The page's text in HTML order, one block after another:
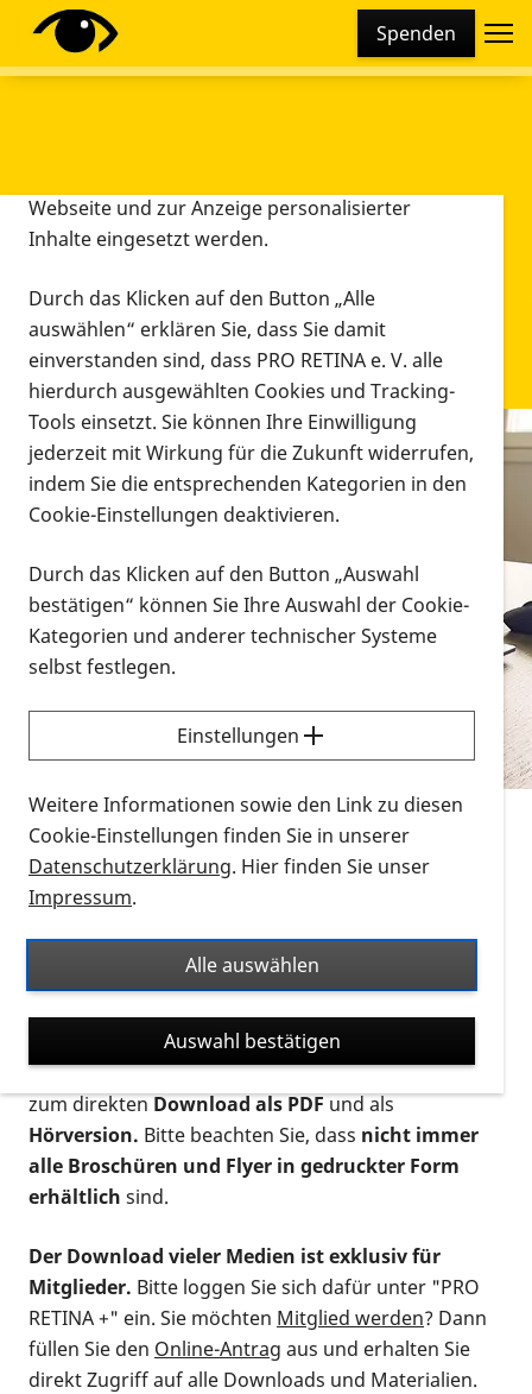
Spenden
Infomaterial
Infomaterial
Vorlesen
Alle Infomaterialien in verschiedenen
Formaten an einem Ort
Sie möchten wissen, wie Sie nach Infonmaterial
suchen und dieses bestellen bzw. herunterladen
können? Schauen Sie sich dieErklärvideos zum
Thema Infomaterial auf der PRO RETINA-Website
für blinde und sehbehinderte Menschen an.
Auf dieser Seite finden Sie sämtliches Infomaterial
Ort. Nutzen Sie den Formatfilter, um ausschließlich
nach Flyern und Broschüren, Audios oder Videos zu
suchen. Die meisten Flyer und Broschüren werden in
verschiedenen Formaten angeboten: zur
postalischen Bestellung als gedruckte Variante
zum direktenDownload als PDFund als
Hörversion. Bitte beachten Sie, dass nicht immer
alle Broschüren und Flyer in gedruckter Form
erhältlich sind.
Der Download vieler Medien ist exklusiv für
Mitglieder. Bitte loggen Sie sich dafür unter "PRO
RETINA +" ein. Sie möchten Mitglied werden? Dann
füllen Sie den Online-Antrag aus und erhalten Sie
direkt Zugriff auf alle Downloads und Materialien.
Diese Webseite setzt verschiedene Cookies und
Tracking-Tools ein. Dies beinhaltet Cookies und
Webseite und zur Anzeige personalisierter
Inhalte eingesetzt werden.
Durch das Klicken auf den Button „Alle
auswählen“ erklären Sie, dass Sie damit
einverstanden sind, dass PRO RETINA e. V. alle
hierdurch ausgewählten Cookies und Tracking-
Tools einsetzt. Sie können Ihre Einwilligung
jederzeit mit Wirkung für die Zukunft widerrufen,
indem Sie die entsprechenden Kategorien in den
Cookie-Einstellungen deaktivieren.
Durch das Klicken auf den Button „Auswahl
bestätigen“ können Sie Ihre Auswahl der Cookie-
Kategorien und anderer technischer Systeme
selbst festlegen.
Einstellungen
Weitere Informationen sowie den Link zu diesen
Cookie-Einstellungen finden Sie in unserer
Datenschutzerklärung. Hier finden Sie unser
Impressum.
Alle auswählen
Auswahl bestätigen